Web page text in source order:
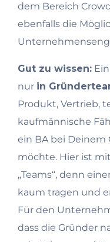
dem Bereich
ebenfalls die
Gut zu wissen:
nur in
Produkt, Vertrieb,
kaufmännische
ein BA bei
möchte. Hier ist
„Teams“, denn
kaum tragen und
Für den
dass die Gründer